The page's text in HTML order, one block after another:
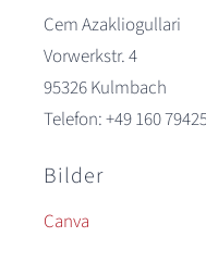
Cem Azakliogullari
Vorwerkstr. 4
95326 Kulmbach
Telefon: +49 160
Bilder
Canva